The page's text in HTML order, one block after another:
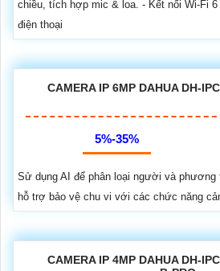
chiều, tích hợp mic & loa. - Kết nối Wi-Fi
điện thoại
CAMERA IP 6MP DAHUA DH-
5%-35%
Sử dụng AI để phân loại người và phương
hỗ trợ bảo vệ chu vi với các chức năng
CAMERA IP 4MP DAHUA DH-